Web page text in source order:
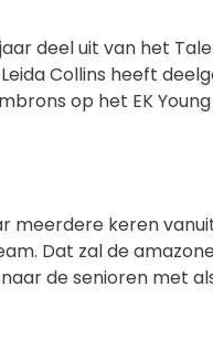
deel uit van het
Collins heeft
op het EK Young
meerdere keren
Dat zal de
de senioren met